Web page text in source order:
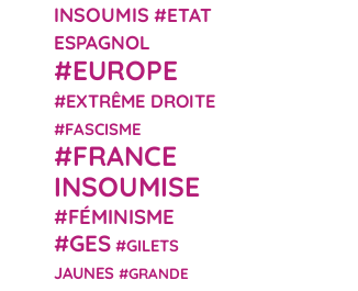
INSOUMIS
ETAT
ESPAGNOL
EUROPE
EXTRÊME DROITE
FASCISME
FRANCE
INSOUMISE
FÉMINISME
GES
GILETS
JAUNES
GRANDE